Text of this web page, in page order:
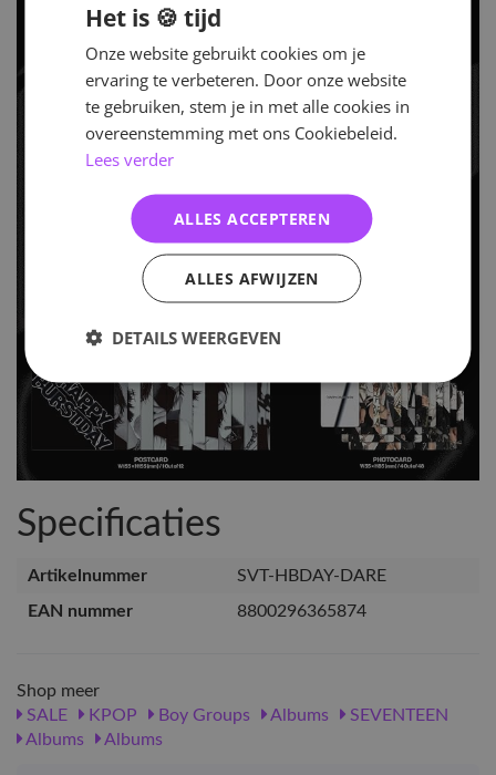
Specificaties
Artikelnummer
SVT-HBDAY-DARE
EAN nummer
8800296365874
Shop meer
SALE
KPOP Boy Groups Albums
SEVENTEEN
Albums
Albums
Het is 🍪 tijd
Onze website gebruikt cookies om je
ervaring te verbeteren. Door onze website
te gebruiken, stem je in met alle cookies in
overeenstemming met ons Cookiebeleid.
Lees verder
ALLES ACCEPTEREN
ALLES AFWIJZEN
DETAILS WEERGEVEN